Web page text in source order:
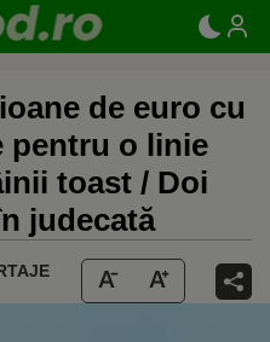
de euro cu
pentru o linie
toast / Doi
judecată